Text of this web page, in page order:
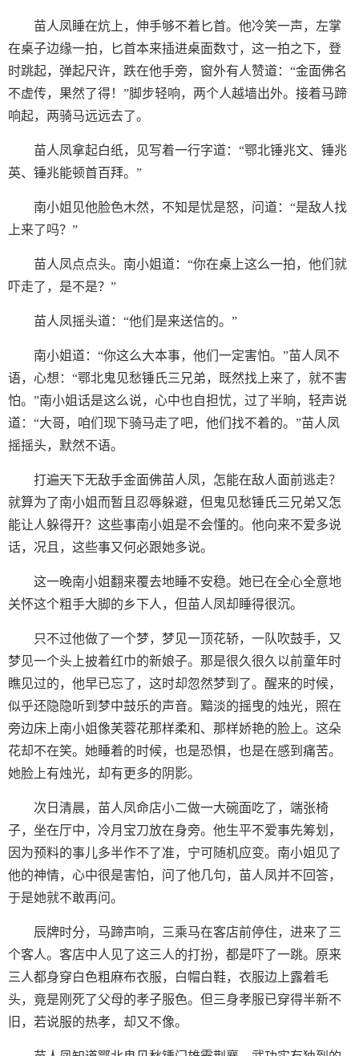
苗人凤睡在炕上，伸手够不着匕首。他冷笑一声，左掌
在桌子边缘一拍，匕首本来插进桌面数寸，这一拍之下，登
时跳起，弹起尺许，跌在他手旁，窗外有人赞道：“金面佛名
不虚传，果然了得！”脚步轻响，两个人越墙出外。接着马蹄
响起，两骑马远远去了。
苗人凤拿起白纸，见写着一行字道：“鄂北锤兆文、锤兆
英、锤兆能顿首百拜。”
南小姐见他脸色木然，不知是忧是怒，问道：“是敌人找
上来了吗？”
苗人凤点点头。南小姐道：“你在桌上这么一拍，他们就
吓走了，是不是？”
苗人凤摇头道：“他们是来送信的。”
南小姐道：“你这么大本事，他们一定害怕。”苗人凤不
语，心想：“鄂北鬼见愁锤氏三兄弟，既然找上来了，就不害
怕。”南小姐话是这么说，心中也自担忧，过了半晌，轻声说
道：“大哥，咱们现下骑马走了吧，他们找不着的。”苗人凤
摇摇头，默然不语。
打遍天下无敌手金面佛苗人凤，怎能在敌人面前逃走？
就算为了南小姐而暂且忍辱躲避，但鬼见愁锤氏三兄弟又怎
能让人躲得开？这些事南小姐是不会懂的。他向来不爱多说
话，况且，这些事又何必跟她多说。
这一晚南小姐翻来覆去地睡不安稳。她已在全心全意地
关怀这个粗手大脚的乡下人，但苗人凤却睡得很沉。
只不过他做了一个梦，梦见一顶花轿，一队吹鼓手，又
梦见一个头上披着红巾的新娘子。那是很久很久以前童年时
瞧见过的，他早已忘了，这时却忽然梦到了。醒来的时候，
似乎还隐隐听到梦中鼓乐的声音。黯淡的摇曳的烛光，照在
旁边床上南小姐像芙蓉花那样柔和、那样娇艳的脸上。这朵
花却不在笑。她睡着的时候，也是恐惧，也是在感到痛苦。
她脸上有烛光，却有更多的阴影。
次日清晨，苗人凤命店小二做一大碗面吃了，端张椅
子，坐在厅中，冷月宝刀放在身旁。他生平不爱事先筹划，
因为预料的事儿多半作不了准，宁可随机应变。南小姐见了
他的神情，心中很是害怕，问了他几句，苗人凤并不回答，
于是她就不敢再问。
辰牌时分，马蹄声响，三乘马在客店前停住，进来了三
个客人。客店中人见了这三人的打扮，都是吓了一跳。原来
三人都身穿白色粗麻布衣服，白帽白鞋，衣服边上露着毛
头，竟是刚死了父母的孝子服色。但三身孝服已穿得半新不
旧，若说服的热孝，却又不像。